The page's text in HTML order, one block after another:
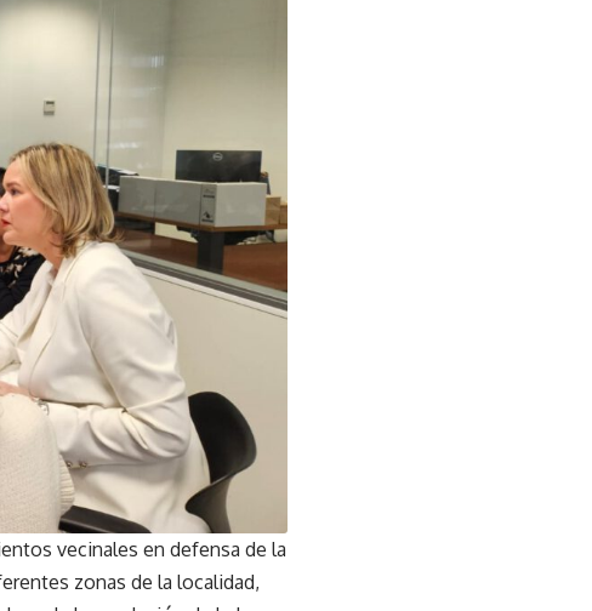
vecinales en defensa de la
zonas de la localidad,